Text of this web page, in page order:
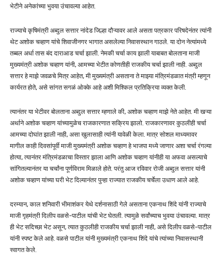
भेटीने अनेकांच्या भुवया उंचावल्या आहेत.
राज्याचे कृषिमंत्री अब्दुल सत्तार नांदेड जिल्हा दौऱ्यावर आले असता पत्रकार परिषदेनंतर त्यांनी
थेट अशोक चव्हाण यांचे शिवाजीनगर भागात असलेल्या निवासस्थान गाठले. या दोन नेत्यांमध्ये
तब्बल अर्धा तास बंद दाराआड चर्चा झाली. नेमकी चर्चा काय झाली याबाबत बोलताना माजी
मुख्यमंत्री अशोक चव्हाण यांनी, आमच्या भेटीत कोणतीही राजकीय चर्चा झाली नाही. अब्दुल
सत्तार हे माझे जवळचे मित्र आहेत, मी मुख्यमंत्री असताना ते माझ्या मंत्रिमंडळात मंत्री म्हणून
कार्यरत होते, असे सांगत सगळं ओक्के आहे अशी मिश्किल प्रतिक्रिया व्यक्त केली.
त्यानंतर या भेटीवर बोलताना अब्दुल सत्तार म्हणाले की, अशोक चव्हाण माझे नेते आहेत. मी खऱ्या
अर्थाने अशोक चव्हाण यांच्यामुळेच राजकारणात सक्रिय झालो. राजकारणावर कुठलीही चर्चा
आमच्या दोघांत झाली नाही, असा खुलासाही त्यांनी यावेळी केला. मात्र सोशल माध्यमावर
मागील काही दिवसांपूर्वी माजी मुख्यमंत्री अशोक चव्हाण हे भाजपा मध्ये जाणार अशा चर्चा रंगल्या
होत्या, त्यानंतर मंत्रिमंडळाचा विस्तार झाला आणि अशोक चव्हाण यांनीही या अफवा असल्याचे
सांगितल्यानंतर या चर्चांना पूर्णविराम मिळाले होते. परंतु आज रविवार रोजी अब्दुल सत्तार यांनी
अशोक चव्हाण यांच्या घरी भेट दिल्यानंतर पुन्हा राज्यात राजकीय चर्चेला उधाण आले आहे.
दरम्यान, काल शनिवारी भीमाशंकर येथे दर्शनासाठी गेले असताना एकनाथ शिंदे यांनी राज्याचे
माजी गृहमंत्री दिलीप वळसे-पाटील यांची भेट घेतली. त्यामुळे सर्वांच्याच भुवया उंचावल्या. मात्र
ही भेट सदिच्छा भेट असून, त्यात कुठलीही राजकीय चर्चा झाली नाही, असे दिलीप वळसे-पाटील
यांनी स्पष्ट केले आहे. वळसे पाटील यांनी मुख्यमंत्री एकनाथ शिंदे यांचे त्यांच्या निवासस्थानी
स्वागत केले.